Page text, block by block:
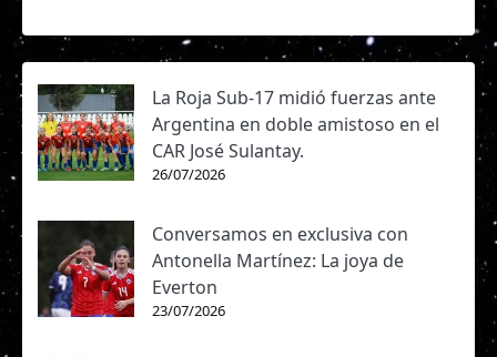
La Roja Sub-17 midió fuerzas ante
Argentina en doble amistoso en el
CAR José Sulantay.
26/07/2026
Conversamos en exclusiva con
Antonella Martínez: La joya de
Everton
23/07/2026